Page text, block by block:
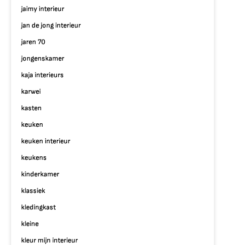
jaimy interieur
jan de jong interieur
jaren 70
jongenskamer
kaja interieurs
karwei
kasten
keuken
keuken interieur
keukens
kinderkamer
klassiek
kledingkast
kleine
kleur mijn interieur